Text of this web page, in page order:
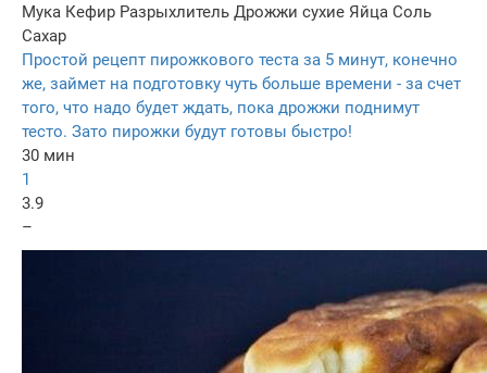
Мука Кефир Разрыхлитель Дрожжи сухие Яйца Соль
Сахар
Простой рецепт пирожкового теста за 5 минут, конечно
же, займет на подготовку чуть больше времени - за счет
того, что надо будет ждать, пока дрожжи поднимут
тесто. Зато пирожки будут готовы быстро!
30 мин
1
3.9
–